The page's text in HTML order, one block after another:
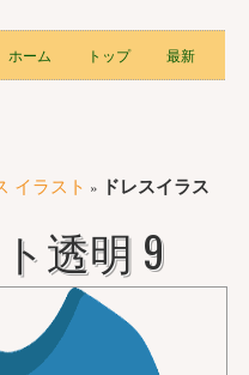
ホーム トップ 最新
イラスト » ドレスイラス
透明 9